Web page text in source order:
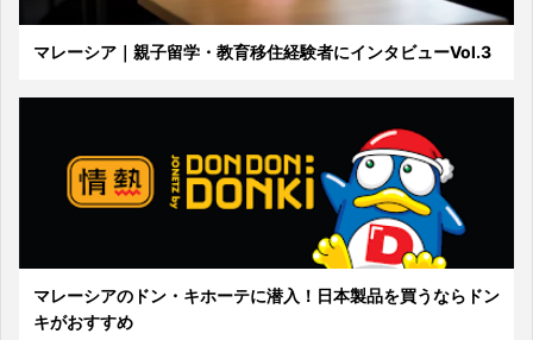
マレーシア｜親子留学・教育移住経験者にインタビューVol.3
マレーシアのドン・キホーテに潜入！日本製品を買うならドン
キがおすすめ